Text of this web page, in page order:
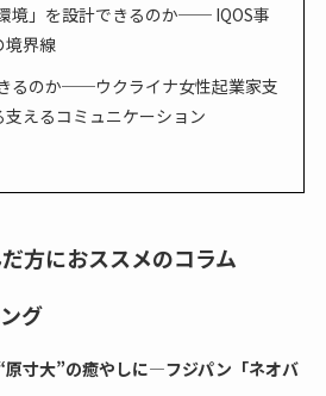
境」を設計できるのか── IQOS事
境界線
るのか──ウクライナ女性起業家支
えるコミュニケーション
方におススメのコラム
グ
原寸大”の癒やしに―フジパン「ネオバ